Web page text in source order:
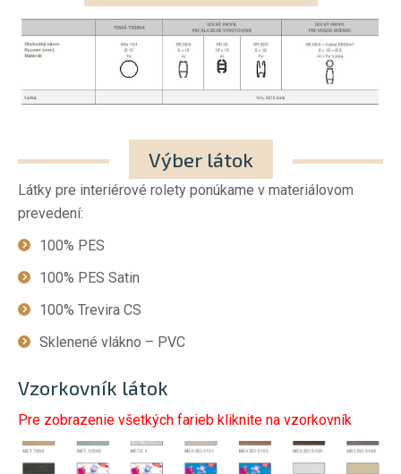
Výber látok
Látky pre interiérové rolety ponúkame v materiálovom
prevedení:
100% PES
100% PES Satin
100% Trevira CS
Sklenené vlákno – PVC
Vzorkovník látok
Pre zobrazenie všetkých farieb kliknite na vzorkovník